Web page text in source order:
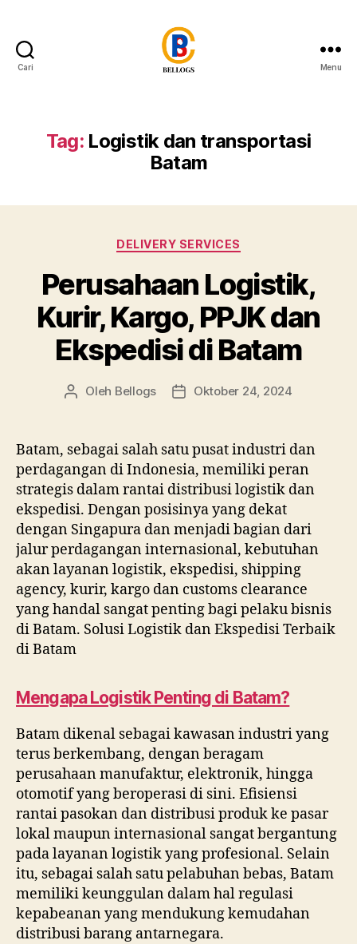
Cari
Customs
Clearance
Breakbulk
Quarantine
Warehousing
Heavy
Equipment
Crane
Forklift
Flat
Rack
Low
Batam
Menu
Tag: Logistik dan transportasi
Batam
Kategori
DELIVERY SERVICES
Perusahaan Logistik,
Kurir, Kargo, PPJK dan
Ekspedisi di Batam
Penulis
Oleh Bellogs
Tanggal
Oktober 24, 2024
Batam, sebagai salah satu pusat industri dan
perdagangan di Indonesia, memiliki peran
strategis dalam rantai distribusi logistik dan
ekspedisi. Dengan posisinya yang dekat
dengan Singapura dan menjadi bagian dari
jalur perdagangan internasional, kebutuhan
akan layanan logistik, ekspedisi, shipping
agency, kurir, kargo dan customs clearance
yang handal sangat penting bagi pelaku bisnis
di Batam. Solusi Logistik dan Ekspedisi Terbaik
di Batam
Mengapa Logistik Penting di Batam?
Batam dikenal sebagai kawasan industri yang
terus berkembang, dengan beragam
perusahaan manufaktur, elektronik, hingga
otomotif yang beroperasi di sini. Efisiensi
rantai pasokan dan distribusi produk ke pasar
lokal maupun internasional sangat bergantung
pada layanan logistik yang profesional. Selain
itu, sebagai salah satu pelabuhan bebas, Batam
memiliki keunggulan dalam hal regulasi
kepabeanan yang mendukung kemudahan
distribusi barang antarnegara.